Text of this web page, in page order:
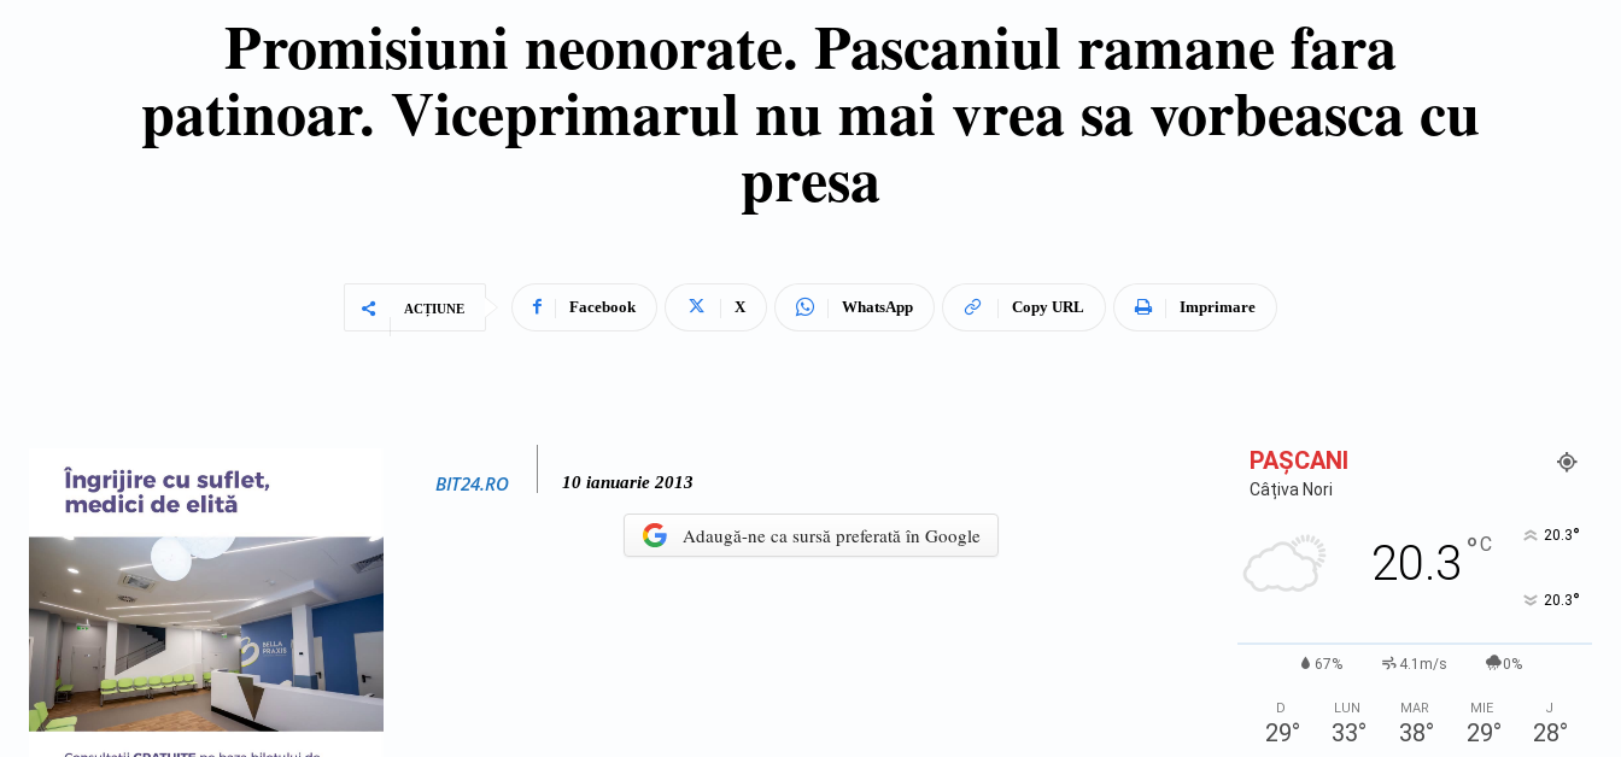
Promisiuni neonorate. Pascaniul ramane fara
patinoar. Viceprimarul nu mai vrea sa vorbeasca cu
presa
ACȚIUNE Facebook X WhatsApp Copy URL Imprimare
BIT24.RO 10 ianuarie 2013
Adaugă-ne ca sursă preferată în Google
PAŞCANI
Câțiva Nori
20.3 °C 20.3°
20.3°
67% 4.1m/s 0%
D
29°
LUN
33°
MAR
38°
MIE
29°
J
28°